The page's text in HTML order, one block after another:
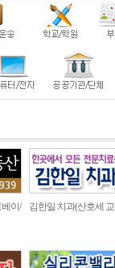
이/
김한일 치과(산호세